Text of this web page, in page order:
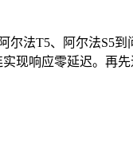
法T5、阿尔法S5
现响应零延迟。再